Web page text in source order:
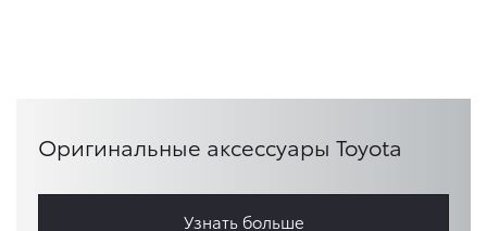
Оригинальные аксессуары Toyota
Узнать больше